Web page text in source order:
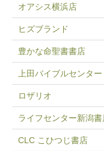
オアシス横浜店
ヒズブランド
豊かな命聖書書店
上田バイブルセンター
ロザリオ
ライフセンター新潟書
CLC こひつじ書店